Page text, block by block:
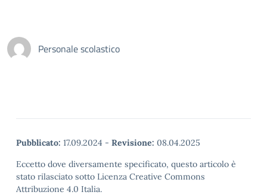
Personale scolastico
Pubblicato: 17.09.2024 - Revisione: 08.04.2025
Eccetto dove diversamente specificato, questo articolo è
stato rilasciato sotto Licenza Creative Commons
Attribuzione 4.0 Italia.